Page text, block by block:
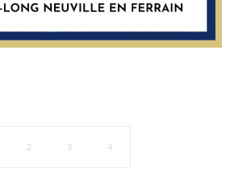
2 3 4